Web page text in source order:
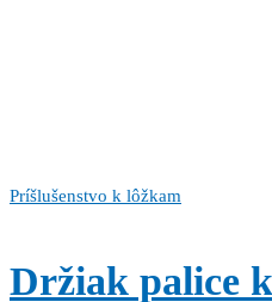
Príšlušenstvo k lôžkam
Držiak palice